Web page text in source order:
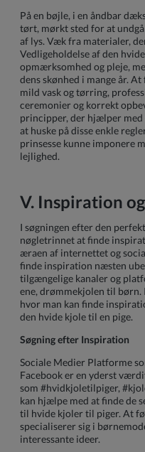
På en bøjle, i en åndbar
tørt, mørkt sted for at
af lys. Væk fra materialer,
Vedligeholdelse af den
opmærksomhed og pleje,
dens skønhed i mange år.
mild vask og tørring,
ceremonier og korrekt
principper, der hjælper med
at huske på disse enkle
prinsesse kunne imponere
lejlighed.
V. Inspiration
I søgningen efter den
nøgletrinnet at finde
æraen af internettet og
finde inspiration næsten
tilgængelige kanaler og
ene, drømmekjolen til børn.
hvor man kan finde
den hvide kjole til en pige.
Søgning efter Inspiration
Sociale Medier Platforme
Facebook er en yderst
som #hvidkjoletilpiger,
kan hjælpe med at finde de
til hvide kjoler til piger. At
specialiserer sig i
interessante ideer.